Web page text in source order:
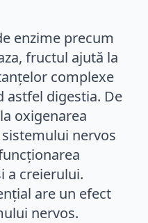
enzime precum
fructul ajută la
complexe
astfel digestia. De
oxigenarea
nervos
a creierului.
are un efect
nervos.